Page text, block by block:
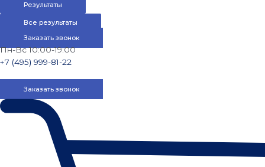
Результаты
Все результаты
Заказать звонок
Пн-Вс 10:00-19:00
+7 (495) 999-81-22
Заказать звонок